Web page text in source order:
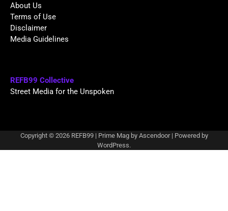
About Us
Terms of Use
Disclaimer
Media Guidelines
REFB99 Collective
Street Media for the Unspoken
Copyright © 2026 REFB99| Prime Mag by Ascendoor| Powered by
WordPress.